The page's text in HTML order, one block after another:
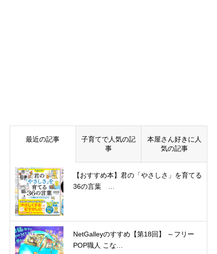
最近の記事
子育てで人気の記
事
本屋さん好きに人
気の記事
【おすすめ本】君の「やさしさ」を育てる
36の言葉 …
NetGalleyのすすめ【第18回】 ～フリー
POP職人 こな…